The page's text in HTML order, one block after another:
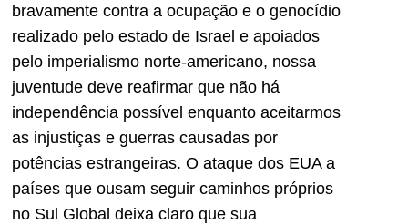
bravamente contra a ocupação e o genocídio
realizado pelo estado de Israel e apoiados
pelo imperialismo norte-americano, nossa
juventude deve reafirmar que não há
independência possível enquanto aceitarmos
as injustiças e guerras causadas por
potências estrangeiras. O ataque dos EUA a
países que ousam seguir caminhos próprios
no Sul Global deixa claro que sua